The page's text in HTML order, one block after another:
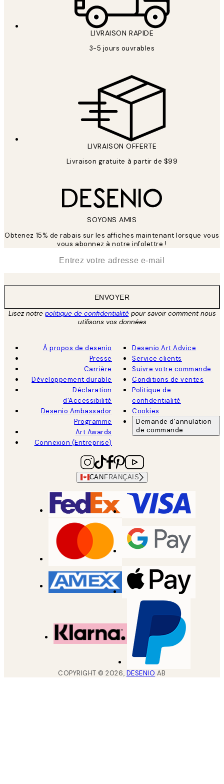
LIVRAISON RAPIDE
3-5 jours ouvrables
LIVRAISON OFFERTE
Livraison gratuite à partir de $99
SOYONS AMIS
Obtenez 15% de rabais sur les affiches maintenant lorsque vous
vous abonnez à notre infolettre !
ENVOYER
Lisez notre politique de confidentialitépour savoir comment nous
utilisons vos données
À propos de desenio
Presse
Carrière
Développement durable
Déclaration
d'Accessibilité
Desenio Ambassador
Programme
Art Awards
Connexion (Entreprise)
Desenio Art Advice
Service clients
Suivre votre commande
Conditions de ventes
Politique de
confidentialité
Cookies
Demande d'annulation
de commande
CAN FRANÇAIS
COPYRIGHT ©2026, DESENIO AB